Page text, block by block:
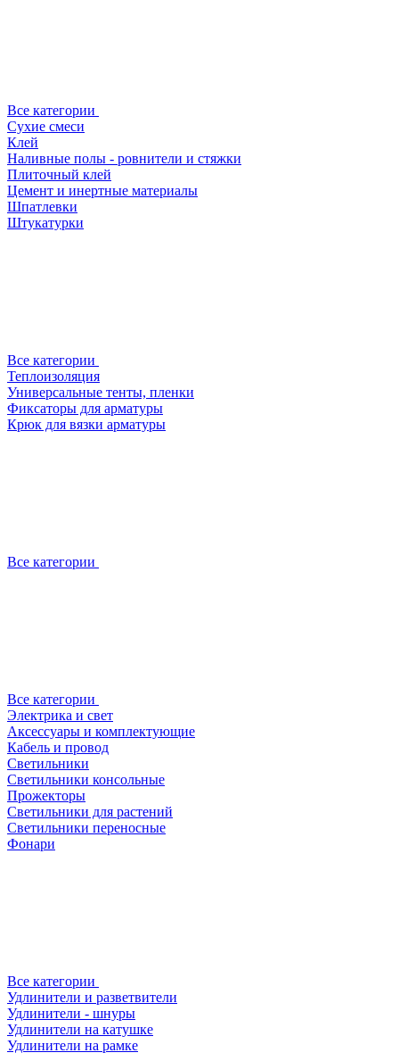
Все категории
Сухие смеси
Клей
Наливные полы - ровнители и стяжки
Плиточный клей
Цемент и инертные материалы
Шпатлевки
Штукатурки
Все категории
Теплоизоляция
Универсальные тенты, пленки
Фиксаторы для арматуры
Крюк для вязки арматуры
Все категории
Все категории
Электрика и свет
Аксессуары и комплектующие
Кабель и провод
Светильники
Светильники консольные
Прожекторы
Светильники для растений
Светильники переносные
Фонари
Все категории
Удлинители и разветвители
Удлинители - шнуры
Удлинители на катушке
Удлинители на рамке